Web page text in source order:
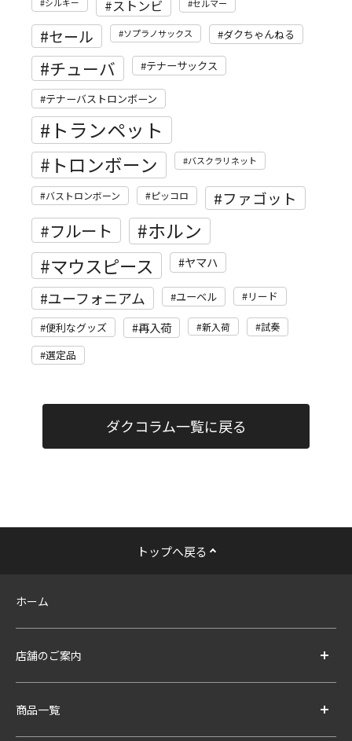
シルキー ストンビ セルマー
セール ソプラノサックス ダクちゃんねる
チューバ テナーサックス
テナーバストロンボーン
トランペット
トロンボーン バスクラリネット
バストロンボーン ピッコロ ファゴット
フルート ホルン
マウスピース ヤマハ
ユーフォニアム ユーベル リード
便利なグッズ 再入荷 新入荷 試奏
選定品
ダクコラム一覧に戻る
トップへ戻る
ホーム
店舗のご案内
商品一覧